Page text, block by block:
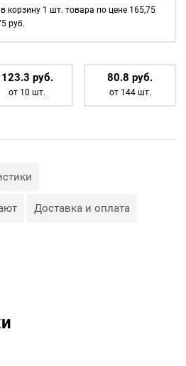
в
корзину 1 шт. товара по цене 165,75
руб.
123.3 руб.
от 10 шт.
80.8 руб.
от 144 шт.
Доставка и оплата